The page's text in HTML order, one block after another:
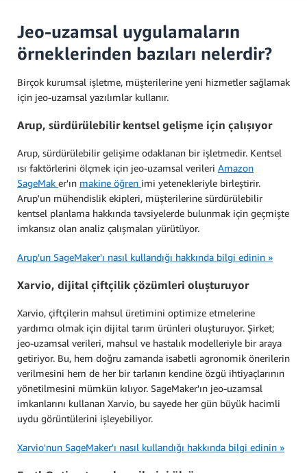
Jeo-uzamsal uygulamaların
örneklerinden bazıları nelerdir?
Birçok kurumsal işletme, müşterilerine yeni hizmetler sağlamak
için jeo-uzamsal yazılımlar kullanır.
Arup, sürdürülebilir kentsel gelişme için çalışıyor
Arup, sürdürülebilir gelişime odaklanan bir işletmedir. Kentsel
ısı faktörlerini ölçmek için jeo-uzamsal verileri Amazon
SageMak er'ın makine öğren imi yetenekleriyle birleştirir.
Arup'un mühendislik ekipleri, müşterilerine sürdürülebilir
kentsel planlama hakkında tavsiyelerde bulunmak için geçmişte
imkansız olan analiz çalışmaları yürütüyor.
Arup'un SageMaker'ı nasıl kullandığı hakkında bilgi edinin »
Xarvio, dijital çiftçilik çözümleri oluşturuyor
Xarvio, çiftçilerin mahsul üretimini optimize etmelerine
yardımcı olmak için dijital tarım ürünleri oluşturuyor. Şirket;
jeo-uzamsal verileri, mahsul ve hastalık modelleriyle bir araya
getiriyor. Bu, hem doğru zamanda isabetli agronomik önerilerin
verilmesini hem de her bir tarlanın kendine özgü ihtiyaçlarının
yönetilmesini mümkün kılıyor. SageMaker'ın jeo-uzamsal
imkanlarını kullanan Xarvio, bu sayede her gün büyük hacimli
uydu görüntülerini işleyebiliyor.
Xarvio'nun SageMaker'ı nasıl kullandığı hakkında bilgi edinin »